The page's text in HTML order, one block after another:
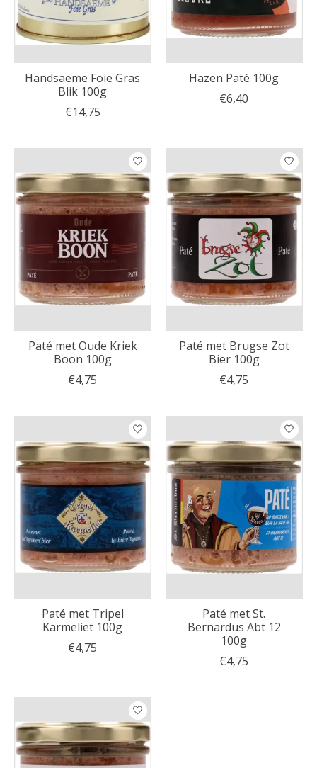
Handsaeme Foie Gras
Blik 100g
€14,75
Hazen Paté 100g
€6,40
Paté met Oude Kriek
Boon 100g
€4,75
Paté met Brugse Zot
Bier 100g
€4,75
Paté met Tripel
Karmeliet 100g
€4,75
Paté met St.
Bernardus Abt 12
100g
€4,75